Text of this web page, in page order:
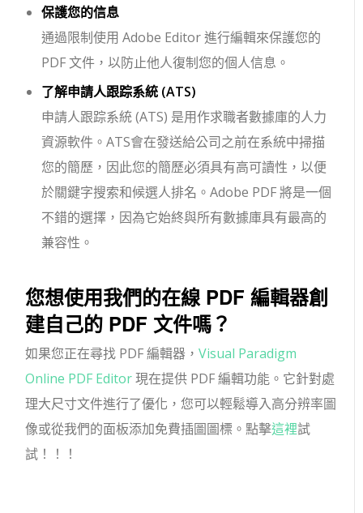
保護您的信息
通過限制使用 Adob​​e Editor 進行編輯來保護您的
PDF 文件，以防止他人復制您的個人信息。
了解申請人跟踪系統 (ATS)
申請人跟踪系統 (ATS) 是用作求職者數據庫的人力
資源軟件。ATS會在發送給公司之前在系統中掃描
您的簡歷，因此您的簡歷必須具有高可讀性，以便
於關鍵字搜索和候選人排名。Adobe PDF 將是一個
不錯的選擇，因為它始終與所有數據庫具有最高的
兼容性。
您想使用我們的在線 PDF 編輯器創
建自己的 PDF 文件嗎？
如果您正在尋找 PDF 編輯器，Visual Paradigm
Online PDF Editor現在提供 PDF 編輯功能。它針對處
理大尺寸文件進行了優化，您可以輕鬆導入高分辨率圖
像或從我們的面板添加免費插圖圖標。點擊這裡試
試！！！